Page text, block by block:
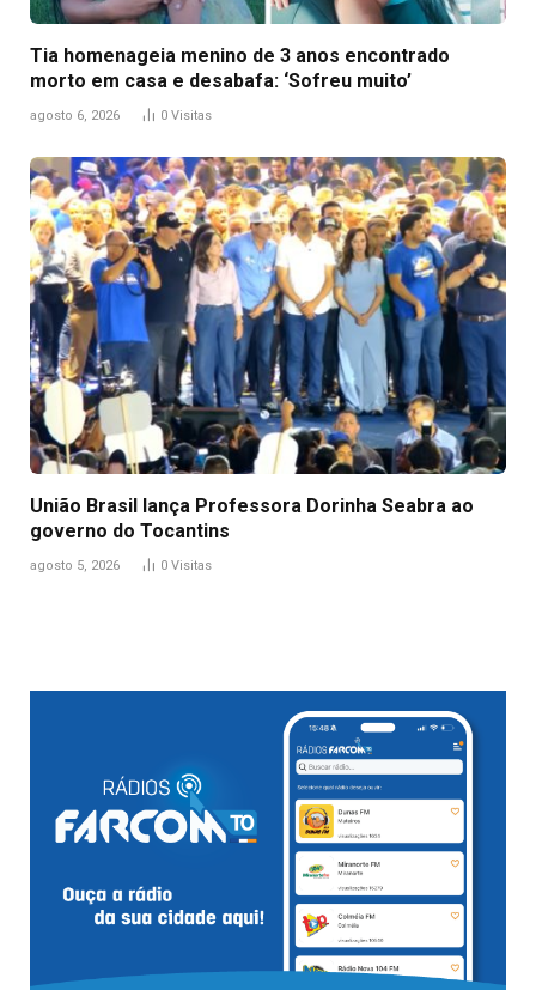
Tia homenageia menino de 3 anos encontrado
morto em casa e desabafa: ‘Sofreu muito’
agosto 6, 2026 0 Visitas
União Brasil lança Professora Dorinha Seabra ao
governo do Tocantins
agosto 5, 2026 0 Visitas